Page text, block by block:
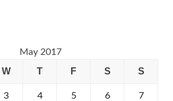
May 2017
W T F S S
3 4 5 6 7